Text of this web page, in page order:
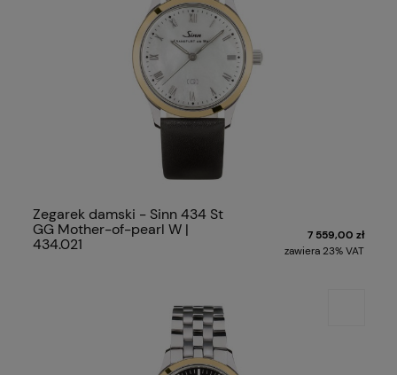
Zegarek damski - Sinn 434 St
GG Mother-of-pearl W |
434.021
7 559,00 zł
zawiera 23% VAT